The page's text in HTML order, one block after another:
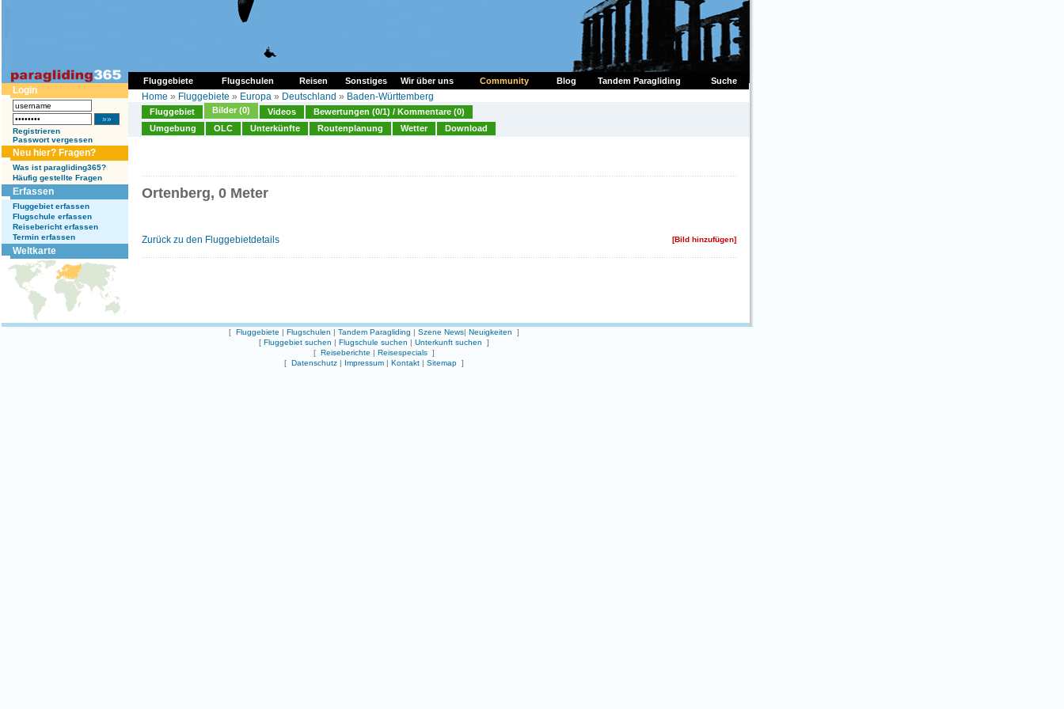
Fluggebiete Flugschulen Reisen Sonstiges Wir über uns Suche
Community Blog Tandem Paragliding
Login
Registrieren
Passwort vergessen
Neu hier? Fragen?
Was ist paragliding365?
Häufig gestellte Fragen
Erfassen
Fluggebiet erfassen
Flugschule erfassen
Reisebericht erfassen
Termin erfassen
Weltkarte
Home » Fluggebiete » Europa » Deutschland » Baden-Württemberg
Fluggebiet Bilder (0) Videos
Bewertungen (0/1) / Kommentare (0)
Umgebung
OLC Unterkünfte Routenplanung Wetter Download
Ortenberg, 0 Meter
Zurück zu den Fluggebietdetails [Bild hinzufügen]
[ Fluggebiete | Flugschulen | Tandem Paragliding | Szene News| Neuigkeiten ]
[ Fluggebiet suchen | Flugschule suchen | Unterkunft suchen ]
[ Reiseberichte | Reisespecials ]
[ Datenschutz | Impressum | Kontakt | Sitemap ]